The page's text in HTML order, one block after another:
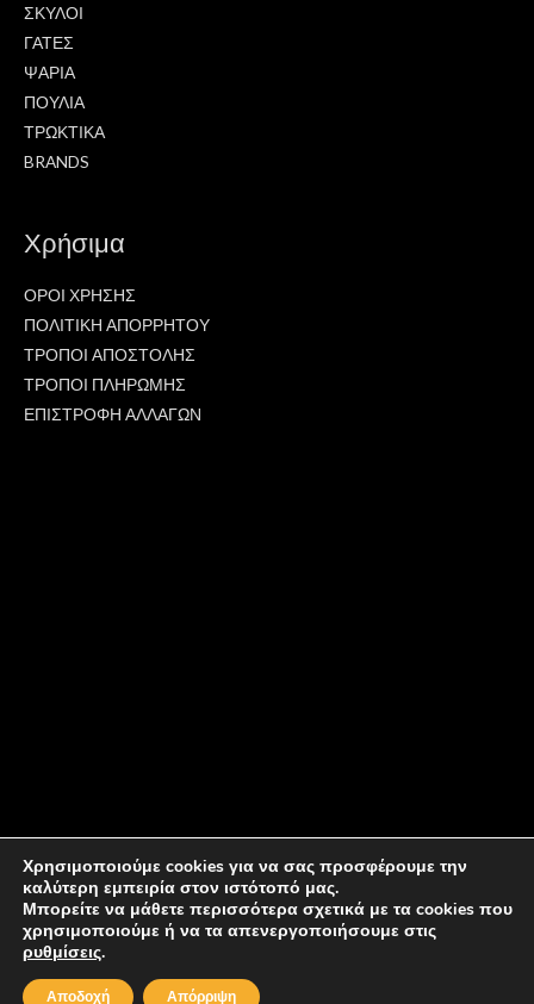
ΣΚΥΛΟΙ
ΓΑΤΕΣ
ΨΑΡΙΑ
ΠΟΥΛΙΑ
ΤΡΩΚΤΙΚΑ
BRANDS
Χρήσιμα
ΟΡΟΙ ΧΡΗΣΗΣ
ΠΟΛΙΤΙΚΗ ΑΠΟΡΡΗΤΟΥ
ΤΡΟΠΟΙ ΑΠΟΣΤΟΛΗΣ
ΤΡΟΠΟΙ ΠΛΗΡΩΜΗΣ
ΕΠΙΣΤΡΟΦΗ ΑΛΛΑΓΩΝ
Copyright © 2026Pet Cute
Χρησιμοποιούμε cookies για να σας προσφέρουμε την
καλύτερη εμπειρία στον ιστότοπό μας.
Μπορείτε να μάθετε περισσότερα σχετικά με τα cookies που
χρησιμοποιούμε ή να τα απενεργοποιήσουμε στις
ρυθμίσεις.
Αποδοχή Απόρριψη